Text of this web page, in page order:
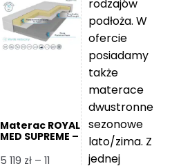
6
044 zł
Materac ROYAL
MED SUPREME –
5 119 zł – 11
rodzajów
podłoża. W
ofercie
posiadamy
także
materace
dwustronne
sezonowe
lato/zima. Z
jednej